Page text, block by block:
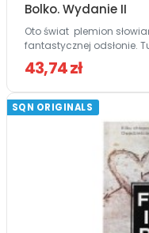
Bolko. Wydanie II
Oto świat plemion słowiańskich w swojej na poły
fantastycznej odsłonie.
43,74 zł
SQN ORIGINALS